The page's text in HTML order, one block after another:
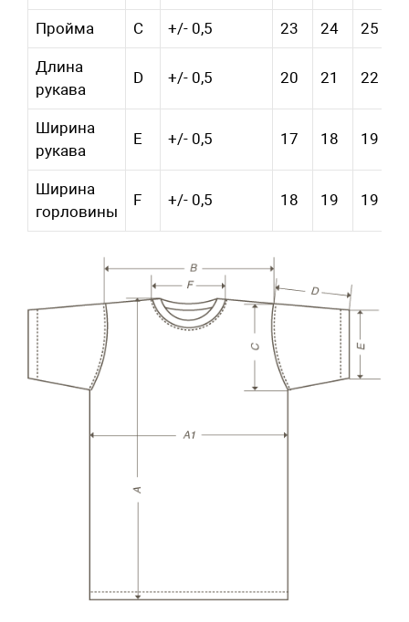
Пройма C +/- 0,5 23 24 25
Длина
рукава
D +/- 0,5 20 21 22
Ширина
рукава
E +/- 0,5 17 18 19
Ширина
горловины
F +/- 0,5 18 19 19